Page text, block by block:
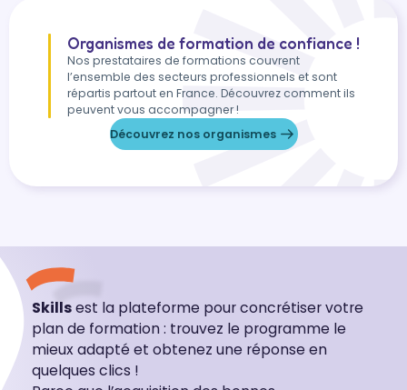
Organismes de formation de confiance !
Nos prestataires de formations couvrent
l’ensemble des secteurs professionnels et sont
répartis partout en France. Découvrez comment ils
peuvent vous accompagner !
Découvrez nos organismes
Skillsest la plateforme pour concrétiser votre
plan de formation : trouvez le programme le
mieux adapté et obtenez une réponse en
quelques clics !